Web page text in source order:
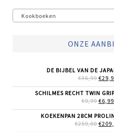
Kookboeken
ONZE
DE BIJBEL VAN DE
€36,99
WAS:
€
SCHILMES RECHT TWIN
€9,99
WAS:
€6,99
KOEKENPAN 28CM
€259,00 €